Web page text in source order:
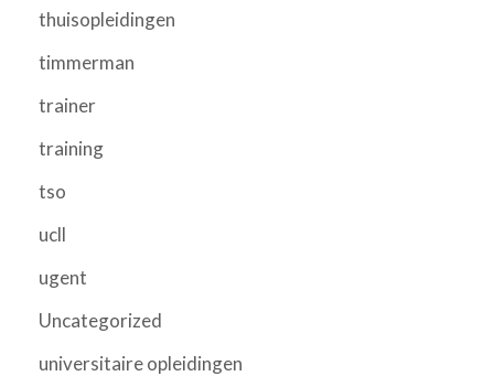
thuisopleidingen
timmerman
trainer
training
tso
ucll
ugent
Uncategorized
universitaire opleidingen